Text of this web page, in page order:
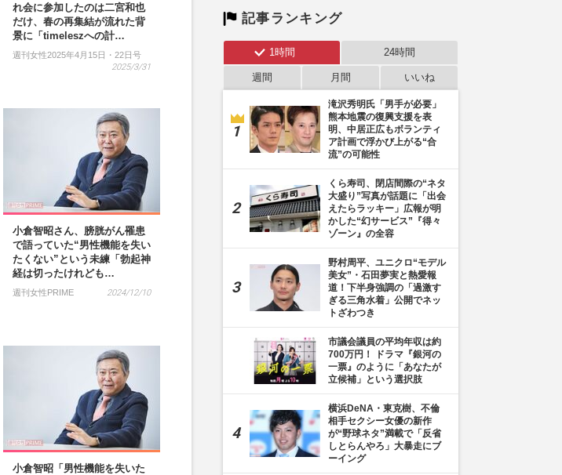
れ会に参加したのは二宮和也
だけ、春の再集結が流れた背
景に「timeleszへの計…
週刊女性2025年4月15日・22日号
2025/3/31
小倉智昭さん、膀胱がん罹患
で語っていた“男性機能を失い
たくない”という未練「勃起神
経は切ったけれども…
週刊女性PRIME 2024/12/10
小倉智昭「男性機能を失いた
記事ランキング
1時間 24時間
週間 月間 いいね
滝沢秀明氏「男手が必要」
熊本地震の復興支援を表
明、中居正広もボランティ
ア計画で浮かび上がる“合
流”の可能性
くら寿司、閉店間際の“ネタ
大盛り”写真が話題に「出会
えたらラッキー」広報が明
かした“幻サービス”『得々
ゾーン』の全容
野村周平、ユニクロ“モデル
美女”・石田夢実と熱愛報
道！下半身強調の「過激す
ぎる三角水着」公開でネッ
トざわつき
市議会議員の平均年収は約
700万円！ ドラマ『銀河の
一票』のように「あなたが
立候補」という選択肢
横浜DeNA・東克樹、不倫
相手セクシー女優の新作
が“野球ネタ”満載で「反省
しとらんやろ」大暴走にブ
ーイング